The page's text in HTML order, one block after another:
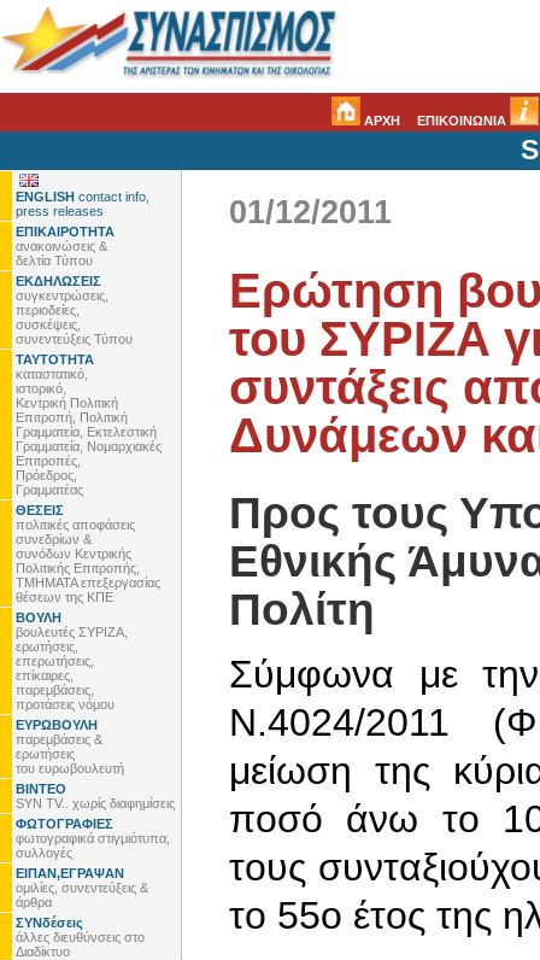
ΑΡΧΗ ΕΠΙΚΟΙΝΩΝΙΑ
ENGLISH contact info,
press releases
ΕΠΙΚΑΙΡΟΤΗΤΑ
ανακοινώσεις &
δελτία Τύπου
ΕΚΔΗΛΩΣΕΙΣ
συγκεντρώσεις,
περιοδείες,
συσκέψεις,
συνεντεύξεις Τύπου
ΤΑΥΤΟΤΗΤΑ
καταστατικό,
ιστορικό,
Κεντρική Πολιτική
Επιτροπή, Πολιτική
Γραμματεία, Εκτελεστική
Γραμματεία, Νομαρχιακές
Επιτροπές,
Πρόεδρος,
Γραμματέας
ΘΕΣΕΙΣ
πολιτικές αποφάσεις
συνεδρίων &
συνόδων Κεντρικής
Πολιτικής Επιτροπής,
ΤΜΗΜΑΤΑ επεξεργασίας
θέσεων της ΚΠΕ
ΒΟΥΛΗ
βουλευτές ΣΥΡΙΖΑ,
ερωτήσεις,
επερωτήσεις,
επίκαιρες,
παρεμβάσεις,
προτάσεις νόμου
ΕΥΡΩΒΟΥΛΗ
παρεμβάσεις &
ερωτήσεις
του ευρωβουλευτή
ΒΙΝΤΕΟ
SYN TV.. χωρίς διαφημίσεις
ΦΩΤΟΓΡΑΦΙΕΣ
φωτογραφικά στιγμιότυπα,
συλλογές
ΕΙΠΑΝ,ΕΓΡΑΨΑΝ
ομιλίες, συνεντεύξεις &
άρθρα
ΣΥΝδέσεις
άλλες διευθύνσεις στο
Διαδίκτυο
01/12/2011
Ερώτηση
του ΣΥΡΙΖΑ
συντάξεις
Δυνάμεων
Προς τους
Εθνικής
Πολίτη
Σύμφωνα με
Ν.4024/2011
μείωση της
ποσό άνω το
τους
το 55ο έτος της